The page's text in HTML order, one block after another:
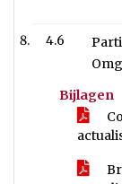
4.6
Bijlagen